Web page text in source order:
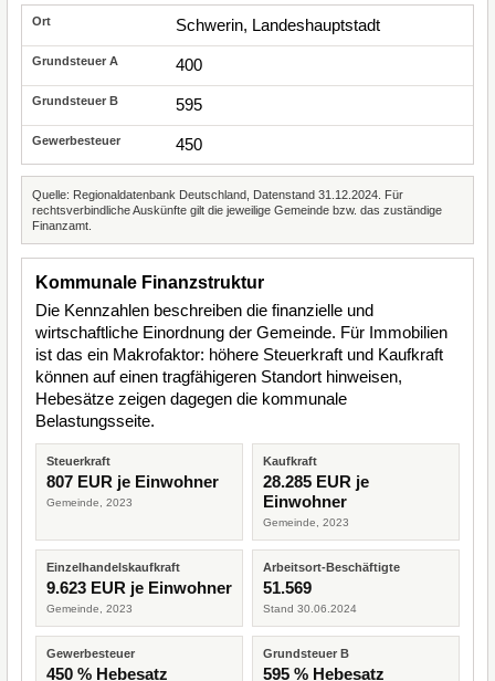
Schwerin, Landeshauptstadt
400
595
450
Quelle: Regionaldatenbank Deutschland, Datenstand 31.12.2024. Für
rechtsverbindliche Auskünfte gilt die jeweilige Gemeinde bzw. das zuständige
Finanzamt.
Kommunale Finanzstruktur
Die Kennzahlen beschreiben die finanzielle und
wirtschaftliche Einordnung der Gemeinde. Für Immobilien
ist das ein Makrofaktor: höhere Steuerkraft und Kaufkraft
können auf einen tragfähigeren Standort hinweisen,
Hebesätze zeigen dagegen die kommunale
Belastungsseite.
Steuerkraft
807 EUR je Einwohner
Gemeinde, 2023
Kaufkraft
28.285 EUR je
Einwohner
Gemeinde, 2023
Einzelhandelskaufkraft
9.623 EUR je Einwohner
Gemeinde, 2023
Arbeitsort-Beschäftigte
51.569
Stand 30.06.2024
Gewerbesteuer
450 % Hebesatz
Grundsteuer B
595 % Hebesatz